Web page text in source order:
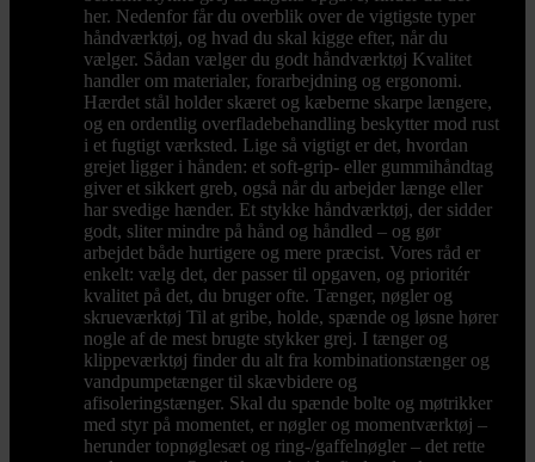
her. Nedenfor får du overblik over de vigtigste typer
håndværktøj, og hvad du skal kigge efter, når du
vælger. Sådan vælger du godt håndværktøj Kvalitet
handler om materialer, forarbejdning og ergonomi.
Hærdet stål holder skæret og kæberne skarpe længere,
og en ordentlig overfladebehandling beskytter mod rust
i et fugtigt værksted. Lige så vigtigt er det, hvordan
grejet ligger i hånden: et soft-grip- eller gummihåndtag
giver et sikkert greb, også når du arbejder længe eller
har svedige hænder. Et stykke håndværktøj, der sidder
godt, sliter mindre på hånd og håndled – og gør
arbejdet både hurtigere og mere præcist. Vores råd er
enkelt: vælg det, der passer til opgaven, og prioritér
kvalitet på det, du bruger ofte. Tænger, nøgler og
skrueværktøj Til at gribe, holde, spænde og løsne hører
nogle af de mest brugte stykker grej. I tænger og
klippeværktøj finder du alt fra kombinationstænger og
vandpumpetænger til skævbidere og
afisoleringstænger. Skal du spænde bolte og møtrikker
med styr på momentet, er nøgler og momentværktøj –
herunder topnøglesæt og ring-/gaffelnøgler – det rette